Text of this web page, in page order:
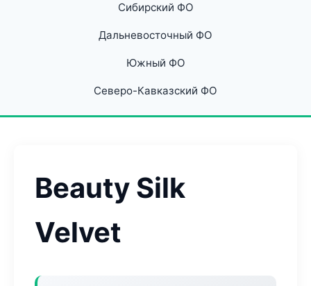
Сибирский ФО
Дальневосточный ФО
Южный ФО
Северо-Кавказский ФО
Beauty Silk
Velvet